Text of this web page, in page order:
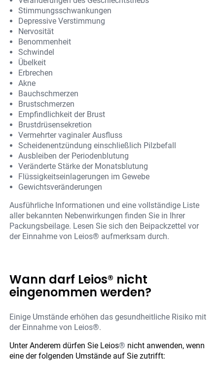
Stimmungsschwankungen
Depressive Verstimmung
Nervosität
Benommenheit
Schwindel
Übelkeit
Erbrechen
Akne
Bauchschmerzen
Brustschmerzen
Empfindlichkeit der Brust
Brustdrüsensekretion
Vermehrter vaginaler Ausfluss
Scheidenentzündung einschließlich Pilzbefall
Ausbleiben der Periodenblutung
Veränderte Stärke der Monatsblutung
Flüssigkeitseinlagerungen im Gewebe
Gewichtsveränderungen
Ausführliche Informationen und eine vollständige Liste
aller bekannten Nebenwirkungen finden Sie in Ihrer
Packungsbeilage. Lesen Sie sich den Beipackzettel vor
der Einnahme von Leios® aufmerksam durch.
Wann darf Leios® nicht
eingenommen werden?
Einige Umstände erhöhen das gesundheitliche Risiko mit
der Einnahme von Leios®.
Unter Anderem dürfen Sie Leios® nicht anwenden, wenn
eine der folgenden Umstände auf Sie zutrifft: